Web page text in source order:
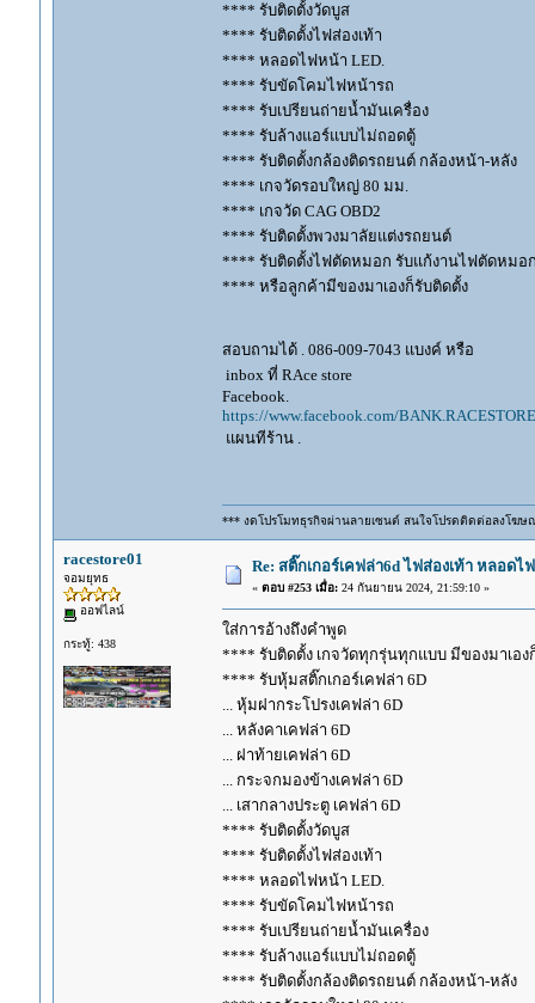
**** รับติดตั้งวัดบูส
**** รับติดตั้งไฟส่องเท้า
**** หลอดไฟหน้า LED.
**** รับขัดโคมไฟหน้ารถ
**** รับเปรียนถ่ายน้ำมันเครื่อง
**** รับล้างแอร์แบบไม่ถอดตู้
**** รับติดตั้งกล้องติดรถยนต์ กล้องหน้า-หลัง
**** เกจวัดรอบใหญ่ 80 มม.
**** เกจวัด CAG OBD2
**** รับติดตั้งพวงมาลัยแต่งรถยนต์
**** รับติดตั้งไฟตัดหมอก รับแก้งานไฟตัดหมอ
**** หรือลูกค้ามีของมาเองก็รับติดตั้ง
สอบถามได้ . 086-009-7043 แบงค์ หรือ
inbox ที่ RAce store
Facebook.
https://www.facebook.com/
แผนทีร้าน .
*** งดโปรโมทธุรกิจผ่านลายเซนต์ สนใจโปรดติดต่อลงโฆษ
racestore01
จอมยุทธ
ออฟไลน์
กระทู้: 438
Re: สติ๊กเกอร์เคฟล่า6d ไฟส่องเท้า หลอด
« ตอบ #253 เมื่อ:24 กันยายน 2024, 21:59:10 »
ใส่การอ้างถึงคำพูด
**** รับติดตั้ง เกจวัดทุกรุ่นทุกแบบ มีของมาเอง
**** รับหุ้มสติ๊กเกอร์เคฟล่า 6D
... หุ้มฝากระโปรงเคฟล่า 6D
... หลังคาเคฟล่า 6D
... ฝาท้ายเคฟล่า 6D
... กระจกมองข้างเคฟล่า 6D
... เสากลางประตู เคฟล่า 6D
**** รับติดตั้งวัดบูส
**** รับติดตั้งไฟส่องเท้า
**** หลอดไฟหน้า LED.
**** รับขัดโคมไฟหน้ารถ
**** รับเปรียนถ่ายน้ำมันเครื่อง
**** รับล้างแอร์แบบไม่ถอดตู้
**** รับติดตั้งกล้องติดรถยนต์ กล้องหน้า-หลัง